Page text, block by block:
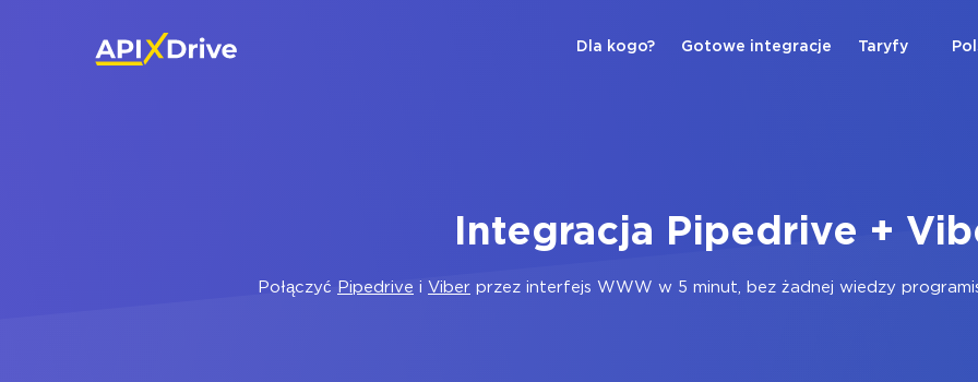
Dla kogo? Gotowe integracje Taryfy
Integracja Pipedrive +
Połączyć Pipedrive i Viber przez interfejs WWW w 5 minut, bez żadnej wiedzy